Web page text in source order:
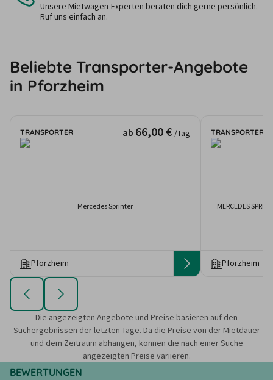
Unsere Mietwagen-Experten beraten dich gerne persönlich.
Ruf uns einfach an.
Beliebte Transporter-Angebote
in Pforzheim
TRANSPORTER ab 66,00 € /Tag
Mercedes Sprinter
Pforzheim
TRANSPORTER
MERCEDES
Pforzheim
Die angezeigten Angebote und Preise basieren auf den
Suchergebnissen der letzten Tage. Da die Preise von der Mietdauer
und dem Zeitraum abhängen, können die nach einer Suche
angezeigten Preise variieren.
BEWERTUNGEN